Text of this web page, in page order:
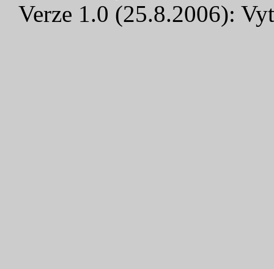
Verze 1.0 (25.8.2006):